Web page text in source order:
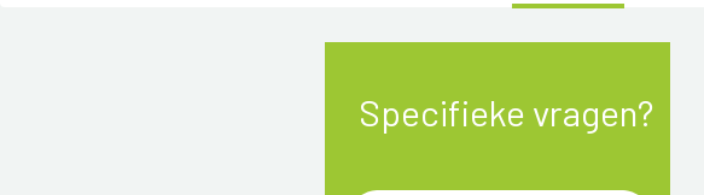
Specifieke vragen?